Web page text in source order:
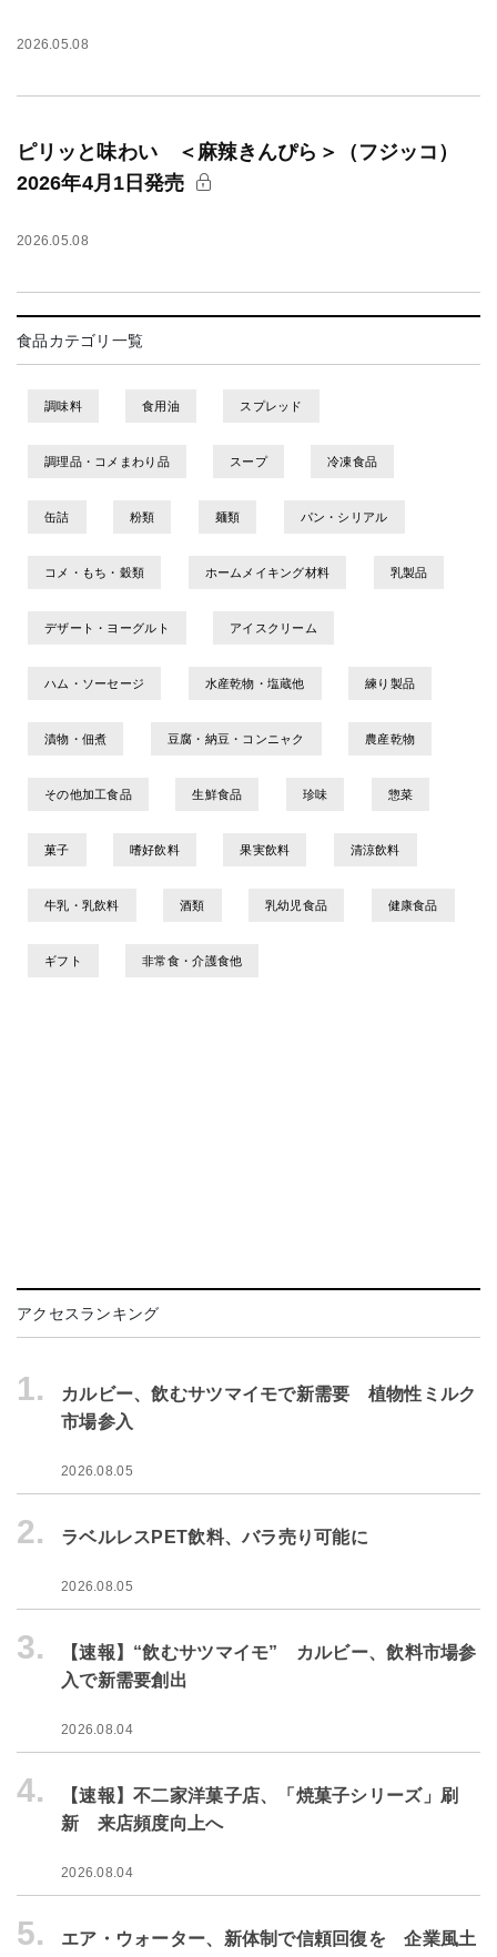
2026.05.08
ピリッと味わい ＜麻辣きんぴら＞（フジッコ）
2026年4月1日発売
2026.05.08
食品カテゴリ一覧
調味料 食用油 スプレッド
調理品・コメまわり品 スープ 冷凍食品
缶詰 粉類 麺類 パン・シリアル
コメ・もち・穀類 ホームメイキング材料 乳製品
デザート・ヨーグルト アイスクリーム
ハム・ソーセージ 水産乾物・塩蔵他 練り製品
漬物・佃煮 豆腐・納豆・コンニャク 農産乾物
その他加工食品 生鮮食品 珍味 惣菜
菓子 嗜好飲料 果実飲料 清涼飲料
牛乳・乳飲料 酒類 乳幼児食品 健康食品
ギフト 非常食・介護食他
アクセスランキング
1.
カルビー、飲むサツマイモで新需要 植物性ミルク
市場参入
2026.08.05
2. ラベルレスPET飲料、バラ売り可能に
2026.08.05
3.
【速報】“飲むサツマイモ” カルビー、飲料市場参
入で新需要創出
2026.08.04
4.
【速報】不二家洋菓子店、「焼菓子シリーズ」刷
新 来店頻度向上へ
2026.08.04
5. エア・ウォーター、新体制で信頼回復を 企業風土